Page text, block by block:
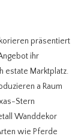
präsentiert
ihr
estate Marktplatz.
a Raum
Stern
Wanddekor
wie Pferde